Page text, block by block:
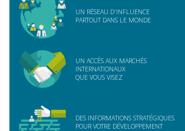
UN RÉSEAU D'INFLUENCE
PARTOUT DANS LE MONDE
UN ACCÈS AUX MARCHÉS
INTERNATIONAUX
QUE VOUS VISEZ
DES INFORMATIONS STRATÉGIQUES
POUR VOTRE DÉVELOPPEMENT